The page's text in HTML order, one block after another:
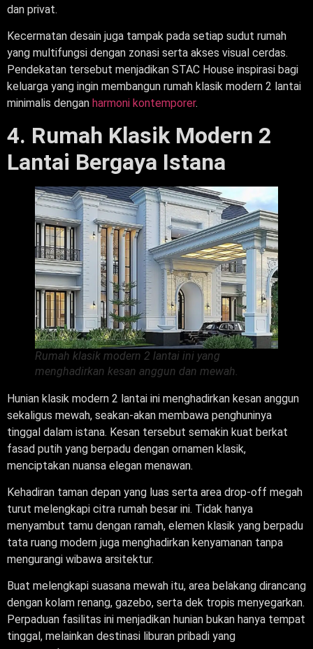
dan privat.
Kecermatan desain juga tampak pada setiap sudut rumah
yang multifungsi dengan zonasi serta akses visual cerdas.
Pendekatan tersebut menjadikan STAC House inspirasi bagi
keluarga yang ingin membangun rumah klasik modern 2 lantai
minimalis dengan harmoni kontemporer.
4. Rumah Klasik Modern 2
Lantai Bergaya Istana
Rumah klasik modern 2 lantai ini yang
menghadirkan kesan anggun dan mewah.
Hunian klasik modern 2 lantai ini menghadirkan kesan anggun
sekaligus mewah, seakan-akan membawa penghuninya
tinggal dalam istana. Kesan tersebut semakin kuat berkat
fasad putih yang berpadu dengan ornamen klasik,
menciptakan nuansa elegan menawan.
Kehadiran taman depan yang luas serta area drop-off megah
turut melengkapi citra rumah besar ini. Tidak hanya
menyambut tamu dengan ramah, elemen klasik yang berpadu
tata ruang modern juga menghadirkan kenyamanan tanpa
mengurangi wibawa arsitektur.
Buat melengkapi suasana mewah itu, area belakang dirancang
dengan kolam renang, gazebo, serta dek tropis menyegarkan.
Perpaduan fasilitas ini menjadikan hunian bukan hanya tempat
tinggal, melainkan destinasi liburan pribadi yang